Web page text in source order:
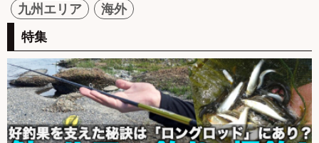
九州エリア
海外
特集